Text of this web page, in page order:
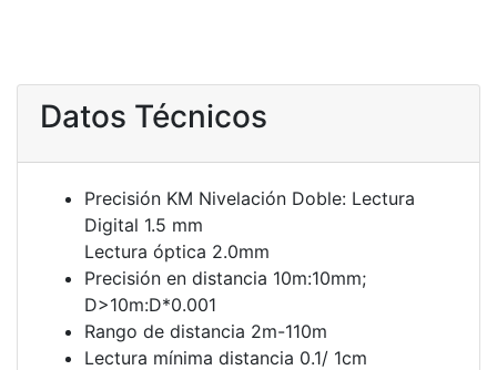
Datos Técnicos
Precisión KM Nivelación Doble: Lectura
Digital 1.5 mm
Lectura óptica 2.0mm
Precisión en distancia 10m:10mm;
D>10m:D*0.001
Rango de distancia 2m-110m
Lectura mínima distancia 0.1/ 1cm